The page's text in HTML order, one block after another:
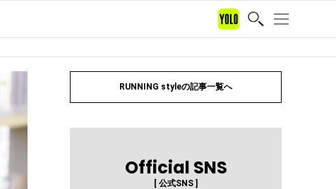
RUNNING styleの記事一覧へ
Official SNS
[ 公式SNS ]